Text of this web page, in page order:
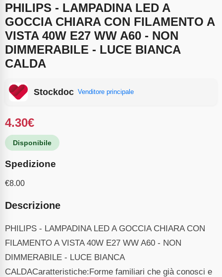
PHILIPS - LAMPADINA LED A
GOCCIA CHIARA CON FILAMENTO A
VISTA 40W E27 WW A60 - NON
DIMMERABILE - LUCE BIANCA
CALDA
Stockdoc Venditore principale
4.30€
Disponibile
Spedizione
€8.00
Descrizione
PHILIPS - LAMPADINA LED A GOCCIA CHIARA CON
FILAMENTO A VISTA 40W E27 WW A60 - NON
DIMMERABILE - LUCE BIANCA
CALDACaratteristiche:Forme familiari che già conosci e